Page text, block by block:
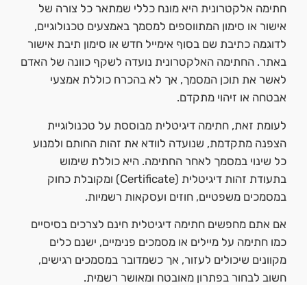
חתימה אלקטרונית היא מונח כללי שמתאר כל צורה של
אישור או סימון המתווספים למסמך באמצעים טכנולוגיים,
לדוגמה כתיבת שם בסוף אימייל חדש או סימון תיבת אישור
באתר. החתימה האלקטרונית נועדה לשקף כוונה של האדם
לאשר את תוכן המסמך, אך לא בהכרח כוללת אמצעי
אבטחה או זיהוי מתקדם.
לעומת זאת, חתימה דיגיטלית מבוססת על טכנולוגיית
הצפנה מתקדמת, שנועדה לוודא את זהות החותם ולמנוע
כל שינוי במסמך לאחר החתימה. היא כוללת שימוש
בתעודת זהות דיגיטלית (Certificate) ומקובלת כחוק
במסמכים משפטיים, חוזים ועסקאות רשמיות.
אם אתם מחפשים חתימה דיגיטלית חינם לצרכים בסיסיים
כמו חתימה על מיילים או מסמכים פנימיים, ישנם כלים
מקוונים שיכולים לעזור, אך כשמדובר במסמכים רגישים,
חשוב לבחור בפתרון מאובטח ומאושר רשמית.